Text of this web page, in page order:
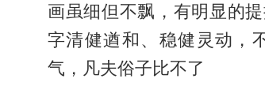
画虽细但不飘，有明显的
字清健遒和、稳健灵动，
气，凡夫俗子比不了